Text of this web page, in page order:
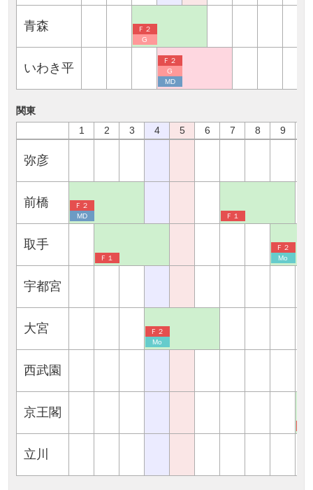
青森
Ｆ２
G
いわき平
Ｆ２
G
MD
関東
1
2 3 4 5 6 7 8 9
弥彦
前橋
Ｆ２
MD
Ｆ１
取手
Ｆ１
Ｆ２
Mo
宇都宮
大宮
Ｆ２
Mo
西武園
京王閣
立川